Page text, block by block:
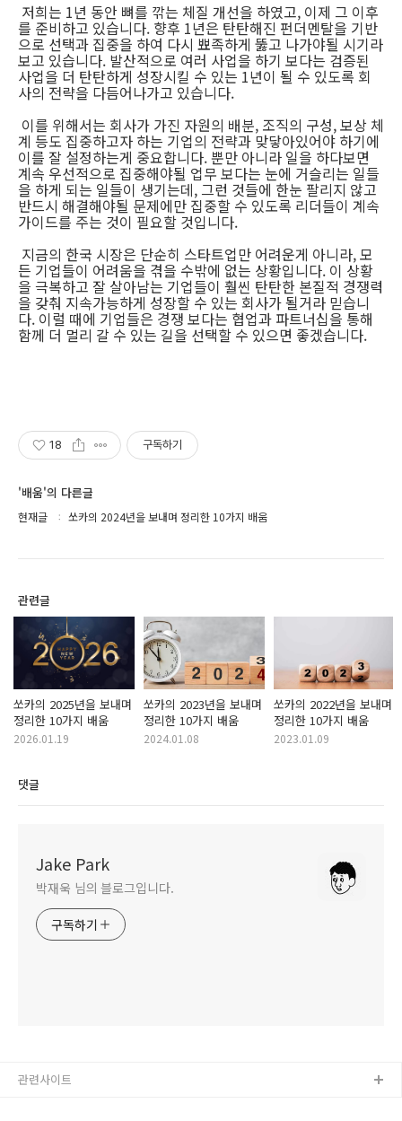
저희는 1년 동안 뼈를 깎는 체질 개선을 하였고, 이제 그 이후
를 준비하고 있습니다. 향후 1년은 탄탄해진 펀더멘탈을 기반
으로 선택과 집중을 하여 다시 뾰족하게 뚫고 나가야될 시기라
보고 있습니다. 발산적으로 여러 사업을 하기 보다는 검증된
사업을 더 탄탄하게 성장시킬 수 있는 1년이 될 수 있도록 회
사의 전략을 다듬어나가고 있습니다.
이를 위해서는 회사가 가진 자원의 배분, 조직의 구성, 보상 체
계 등도 집중하고자 하는 기업의 전략과 맞닿아있어야 하기에
이를 잘 설정하는게 중요합니다. 뿐만 아니라 일을 하다보면
계속 우선적으로 집중해야될 업무 보다는 눈에 거슬리는 일들
을 하게 되는 일들이 생기는데, 그런 것들에 한눈 팔리지 않고
반드시 해결해야될 문제에만 집중할 수 있도록 리더들이 계속
가이드를 주는 것이 필요할 것입니다.
지금의 한국 시장은 단순히 스타트업만 어려운게 아니라, 모
든 기업들이 어려움을 겪을 수밖에 없는 상황입니다. 이 상황
을 극복하고 잘 살아남는 기업들이 훨씬 탄탄한 본질적 경쟁력
을 갖춰 지속가능하게 성장할 수 있는 회사가 될거라 믿습니
다. 이럴 때에 기업들은 경쟁 보다는 협업과 파트너십을 통해
함께 더 멀리 갈 수 있는 길을 선택할 수 있으면 좋겠습니다.
18 구독하기
'배움'의 다른글
현재글 쏘카의 2024년을 보내며 정리한 10가지 배움
관련글
쏘카의 2025년을 보내며
정리한 10가지 배움
2026.01.19
쏘카의 2023년을 보내며
정리한 10가지 배움
2024.01.08
쏘카의 2022년을 보내며
정리한 10가지 배움
2023.01.09
댓글
Jake Park
박재욱 님의 블로그입니다.
구독하기
관련사이트